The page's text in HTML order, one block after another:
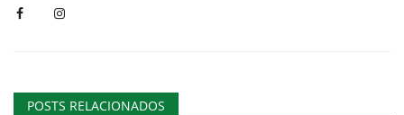
POSTS RELACIONADOS